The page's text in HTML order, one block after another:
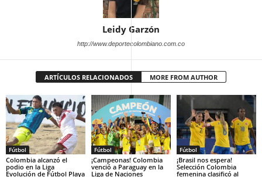
Leidy Garzón
http://www.deportecolombiano.com.co
ARTÍCULOS RELACIONADOS MORE FROM AUTHOR
Fútbol
Colombia alcanzó el
podio en la Liga
Evolución de Fútbol Playa
Fútbol
¡Campeonas! Colombia
venció a Paraguay en la
Liga de Naciones
Fútbol
¡Brasil nos espera!
Selección Colombia
femenina clasificó al